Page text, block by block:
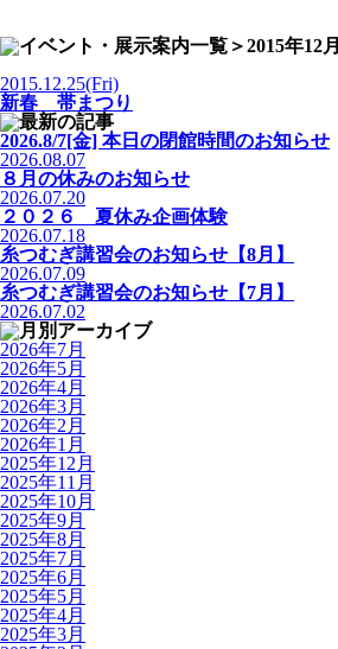
＞2015年12月
2015.12.25(Fri)
新春 帯まつり
2026.8/7[金] 本日の閉館時間のお知らせ
2026.08.07
８月の休みのお知らせ
2026.07.20
２０２６ 夏休み企画体験
2026.07.18
糸つむぎ講習会のお知らせ【8月】
2026.07.09
糸つむぎ講習会のお知らせ【7月】
2026.07.02
2026年7月
2026年5月
2026年4月
2026年3月
2026年2月
2026年1月
2025年12月
2025年11月
2025年10月
2025年9月
2025年8月
2025年7月
2025年6月
2025年5月
2025年4月
2025年3月